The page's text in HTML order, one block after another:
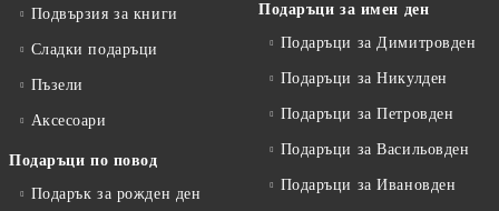
Подвързия за книги
Сладки подаръци
Пъзели
Аксесоари
Подаръци по повод
Подарък за рожден ден
Подаръци за имен ден
Подаръци за Димитровден
Подаръци за Никулден
Подаръци за Петровден
Подаръци за Васильовден
Подаръци за Ивановден